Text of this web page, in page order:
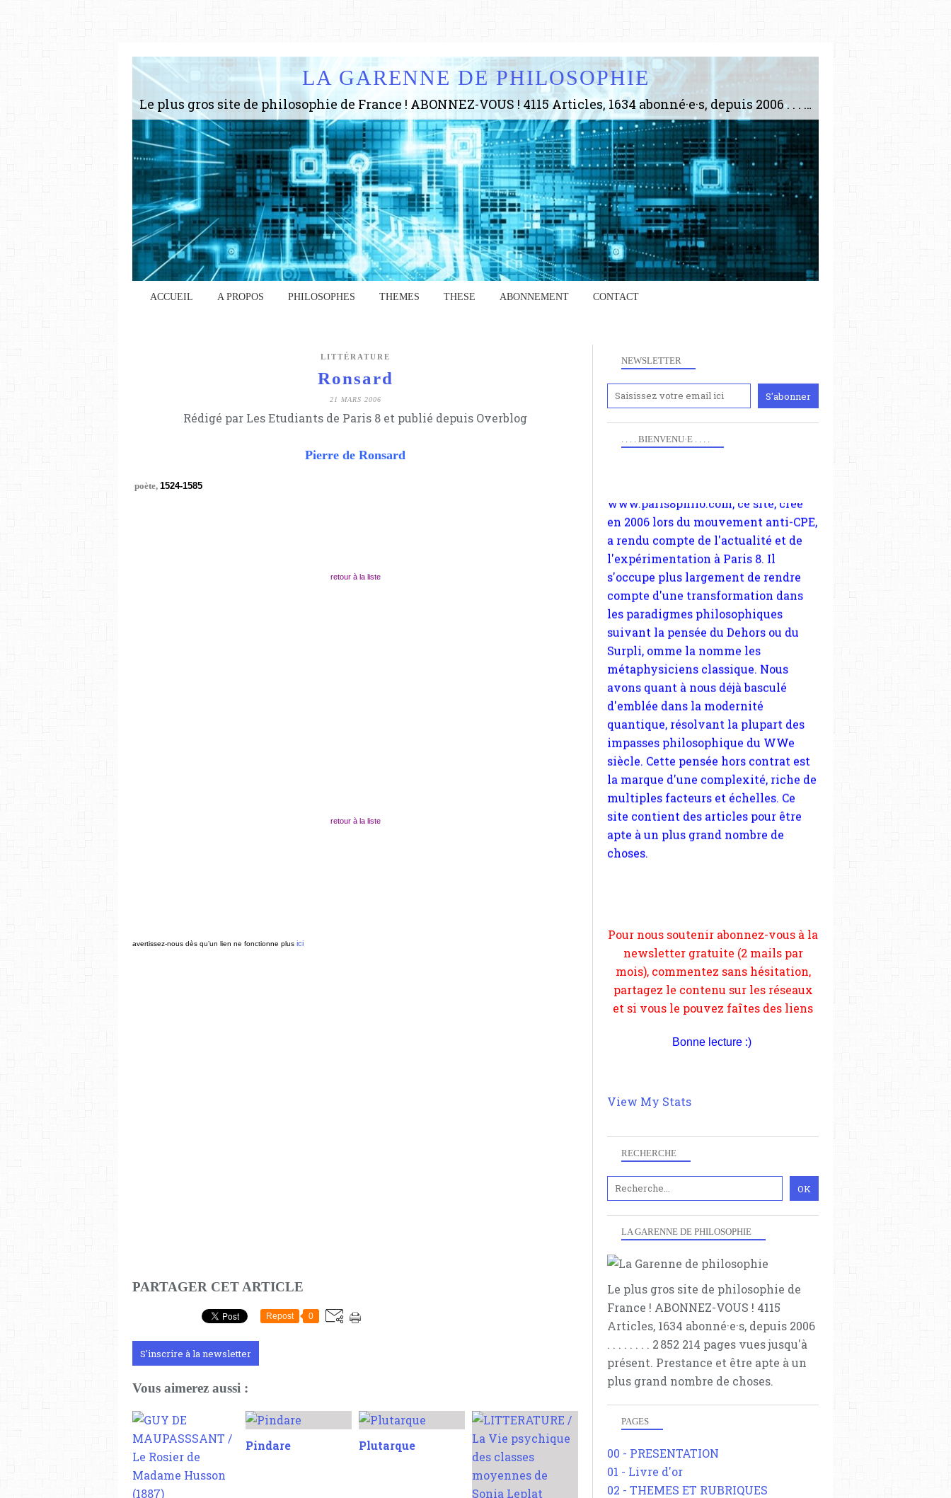
LA GARENNE DE PHILOSOPHIE
Le plus gros site de philosophie de France ! ABONNEZ-VOUS ! 4115 Articles, 1634 abonné·e·s, depuis 2006 . . . . . . . . 2 852 214 pages vues jusqu'à présent. Prestance et être apte à un plus grand nombre de choses.
ACCUEIL A PROPOS PHILOSOPHES THEMES THESE ABONNEMENT CONTACT
LITTÉRATURE
Ronsard
21 MARS 2006
Rédigé par Les Etudiants de Paris 8 et publié depuis Overblog
Pierre de Ronsard
poète, 1524-1585
retour à la liste
retour à la liste
avertissez-nous dès qu’un lien ne fonctionne plus ici
PARTAGER CET ARTICLE
Repost 0
S'inscrire à la newsletter
Vous aimerez aussi :
Pindare Plutarque
NEWSLETTER
RECHERCHE
LA GARENNE DE PHILOSOPHIE
Le plus gros site de philosophie de
France ! ABONNEZ-VOUS ! 4115
Articles, 1634 abonné·e·s, depuis 2006
. . . . . . . . 2 852 214 pages vues jusqu'à
présent. Prestance et être apte à un
plus grand nombre de choses.
PAGES
00 - PRESENTATION
01 - Livre d'or
02 - THEMES ET RUBRIQUES
. . . . BIENVENU·E . . . .
Anciennement
www.paris8philo.com, ce site, créé
en 2006 lors du mouvement anti-CPE,
compte d'une transformation dans
les paradigmes philosophiques
suivant la pensée du Dehors ou du
Surpli, omme la nomme les
métaphysiciens classique. Nous
avons quant à nous déjà basculé
d'emblée dans la modernité
quantique, résolvant la plupart des
impasses philosophique du WWe
siècle. Cette pensée hors contrat est
la marque d'une complexité, riche de
multiples facteurs et échelles. Ce
site contient des articles pour être
apte à un plus grand nombre de
choses.
et si vous le pouvez faîtes des liens
depuis votre site.
Bonne lecture :)
View My Stats